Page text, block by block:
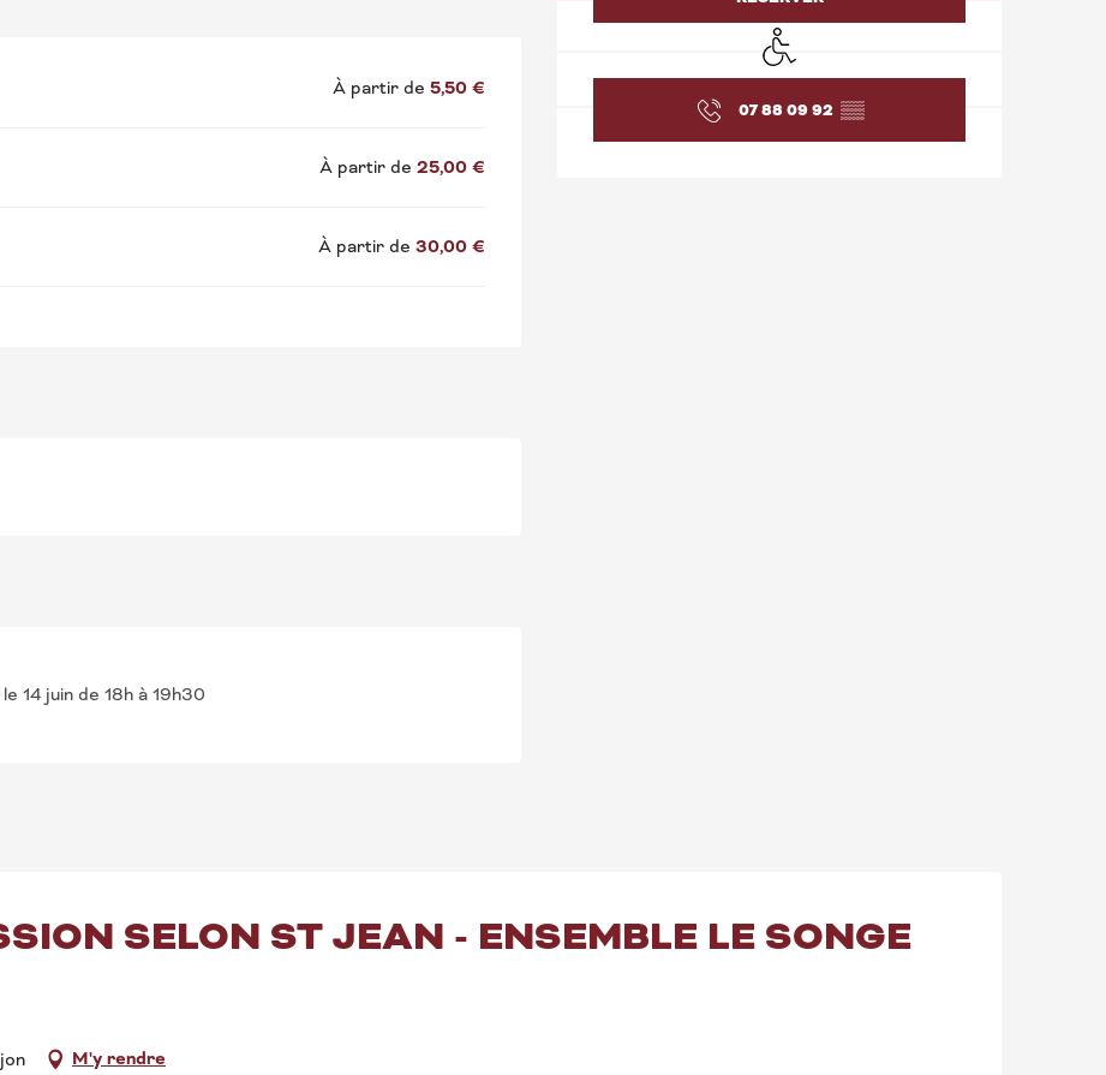
Accès handicapés
07 88 09 92 ▒▒
À partir de5,50 €
À partir de25,00 €
À partir de30,00 €
14 juin de 18h à 19h30
SELON ST JEAN - ENSEMBLE LE SONGE
M'y rendre